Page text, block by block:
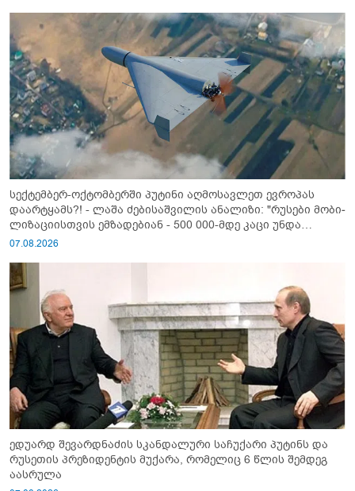
სექტემბერ-ოქტომბერში პუტინი აღმოსავლეთ ევროპას
დაარტყამს?! - ლაშა ძებისაშვილის ანალიზი: "რუსები მობი­
ლიზაციისთვის ემზადებიან - 500 000-მდე კაცი უნდა
გაიწვიონ ომში"
07.08.2026
ედუარდ შევარდნაძის სკანდალური საჩუქარი პუტინს და
რუსეთის პრეზიდენტის მუქარა, რომელიც 6 წლის შემდეგ
აასრულა